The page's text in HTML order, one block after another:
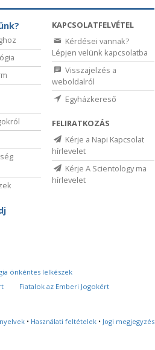
KAPCSOLATFELVÉTEL
Kérdései vannak?
Lépjen velünk kapcsolatba
Visszajelzés a
weboldalról
Egyházkereső
FELIRATKOZÁS
Kérje a Napi Kapcsolat
hírlevelet
Kérje A Scientology ma
hírlevelet
önkéntes lelkészek
Fiatalok az Emberi Jogokért
• Használati feltételek • Jogi megjegyzés